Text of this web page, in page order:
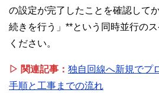
の設定が完了したことを確認して
続きを行う」**という同時並行の
ください。
▷ 関連記事： 独自回線へ新規でプ
手順と工事までの流れ